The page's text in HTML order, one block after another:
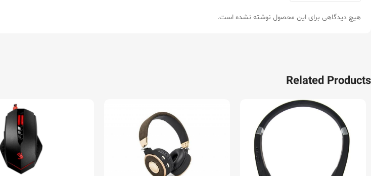
هیچ دیدگاهی برای این محصول نوشته نشده است.
Related Products